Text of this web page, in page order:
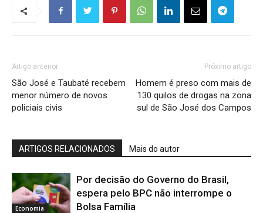
Artigo anterior
São José e Taubaté recebem
menor número de novos
policiais civis
Próximo artigo
Homem é preso com mais de
130 quilos de drogas na zona
sul de São José dos Campos
ARTIGOS RELACIONADOS Mais do autor
Economia
Por decisão do Governo do Brasil,
espera pelo BPC não interrompe o
Bolsa Família